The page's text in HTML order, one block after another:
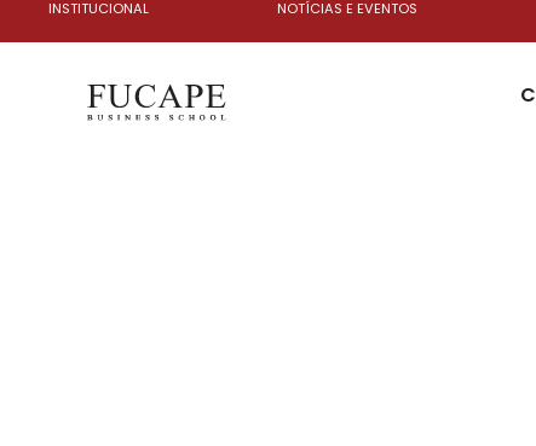
INSTITUCIONAL NOTÍCIAS E EVENTOS